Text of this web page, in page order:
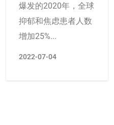
爆发的2020年，全球
抑郁和焦虑患者人数
增加25%...
2022-07-04